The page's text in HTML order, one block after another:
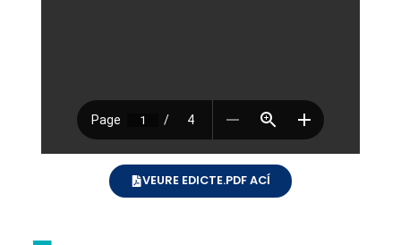
VEURE EDICTE.PDF ACÍ